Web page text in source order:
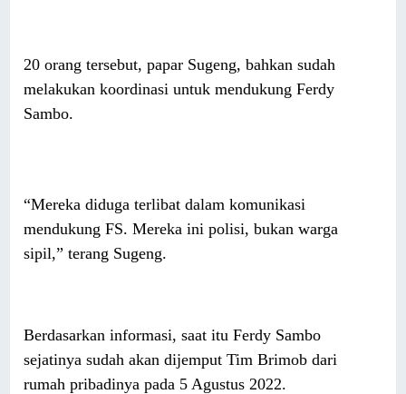
20 orang tersebut, papar Sugeng, bahkan sudah
melakukan koordinasi untuk mendukung Ferdy
Sambo.
“Mereka diduga terlibat dalam komunikasi
mendukung FS. Mereka ini polisi, bukan warga
sipil,” terang Sugeng.
Berdasarkan informasi, saat itu Ferdy Sambo
sejatinya sudah akan dijemput Tim Brimob dari
rumah pribadinya pada 5 Agustus 2022.